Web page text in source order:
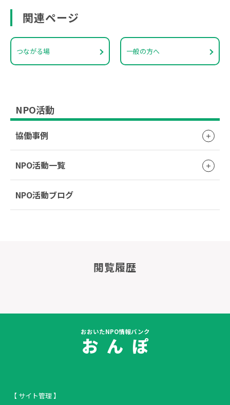
関連ページ
つながる場 一般の方へ
NPO活動
協働事例
NPO活動一覧
NPO活動ブログ
閲覧履歴
おおいたNPO情報バンク
お ん ぽ
【 サイト管理 】